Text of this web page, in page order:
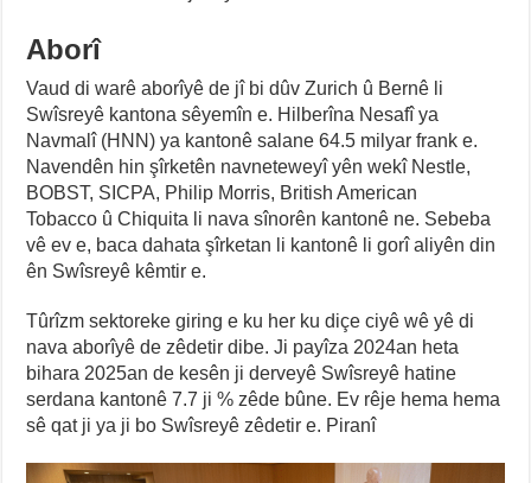
Aborî
Vaud di warê aborîyê de jî bi dûv Zurich û Bernê li
Swîsreyê kantona sêyemîn e. Hilberîna Nesafî ya
Navmalî (HNN) ya kantonê salane 64.5 milyar frank e.
Navendên hin şîrketên navneteweyî yên wekî Nestle,
BOBST, SICPA, Philip Morris, British American
Tobacco û Chiquita li nava sînorên kantonê ne. Sebeba
vê ev e, baca dahata şîrketan li kantonê li gorî aliyên din
ên Swîsreyê kêmtir e.
Tûrîzm sektoreke giring e ku her ku diçe ciyê wê yê di
nava aborîyê de zêdetir dibe. Ji payîza 2024an heta
bihara 2025an de kesên ji derveyê Swîsreyê hatine
serdana kantonê 7.7 ji % zêde bûne. Ev rêje hema hema
sê qat ji ya ji bo Swîsreyê zêdetir e. Piranî